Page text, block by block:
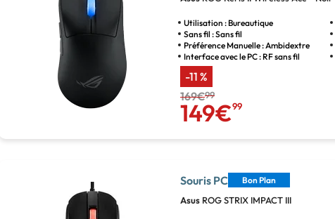
Utilisation : Bureautique
Sans fil : Sans fil
Préférence Manuelle : Ambidextre
Interface avec le PC : RF sans fil
-11 %
169€99
149€99
Souris PC Bon Plan
Asus ROG STRIX IMPACT III